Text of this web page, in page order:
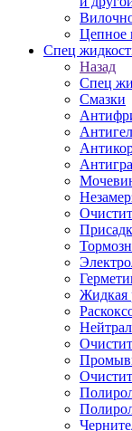
Цепное
Спец
Назад
Спец
Смазки
Жидкая